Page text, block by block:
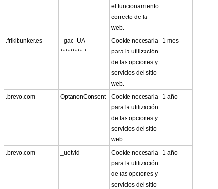
el funcionamiento
correcto de la
web.
.frikibunker.es
_gac_UA-
*********-*
Cookie necesaria
para la utilización
de las opciones y
servicios del sitio
web.
1 mes
.brevo.com OptanonConsent
Cookie necesaria
para la utilización
de las opciones y
servicios del sitio
web.
1 año
.brevo.com _uetvid
Cookie necesaria
para la utilización
de las opciones y
servicios del sitio
1 año